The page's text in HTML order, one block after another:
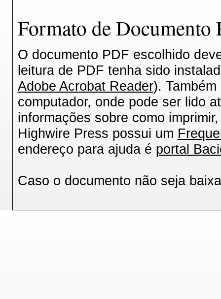
Formato de
O documento PDF escolhido
leitura de PDF tenha sido
Adobe Acrobat Reader).
computador, onde pode ser lido
informações sobre como
Highwire Press possui um
endereço para ajuda é portal
Caso o documento não seja